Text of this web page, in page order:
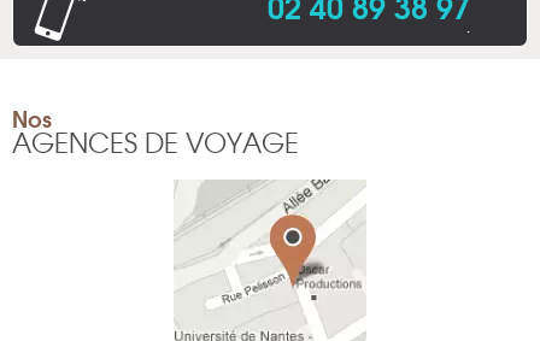
.
Nos
AGENCES DE VOYAGE